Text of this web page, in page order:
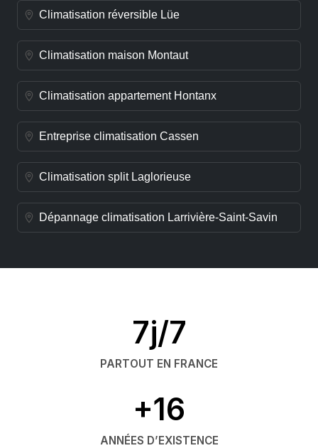
Climatisation réversible Lüe
Climatisation maison Montaut
Climatisation appartement Hontanx
Entreprise climatisation Cassen
Climatisation split Laglorieuse
Dépannage climatisation Larrivière-Saint-Savin
7j/7
PARTOUT EN FRANCE
+16
ANNÉES D’EXISTENCE